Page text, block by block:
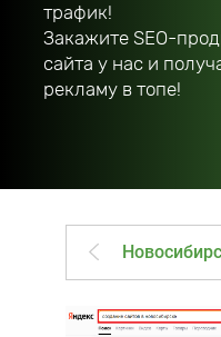
трафик!
Закажите SEO-
сайта у нас и
рекламу в топе!